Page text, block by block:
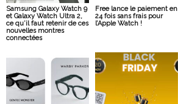
Samsung Galaxy Watch 9
et Galaxy Watch Ultra 2,
ce qu’il faut retenir de ces
nouvelles montres
connectées
Free lance le paiement en
24 fois sans frais pour
l’Apple Watch !